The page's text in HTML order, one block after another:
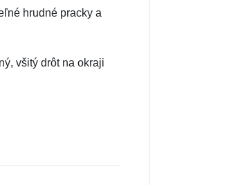
hrudné pracky a
všitý drôt na okraji